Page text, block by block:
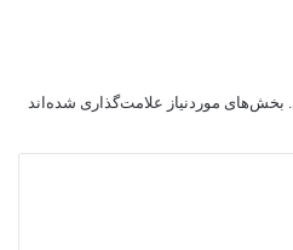
بخش‌های موردنیاز علامت‌گذاری شده‌اند